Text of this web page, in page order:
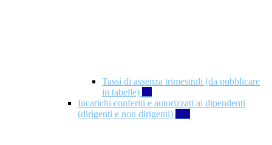
Tassi di assenza trimestrali (da pubblicare
in tabelle) 12
Incarichi conferiti e autorizzati ai dipendenti
(dirigenti e non dirigenti) 490